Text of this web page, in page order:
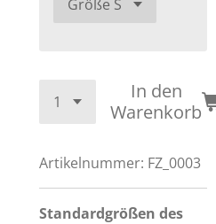
In den
Warenkorb
Artikelnummer: FZ_0003
Standardgrößen des